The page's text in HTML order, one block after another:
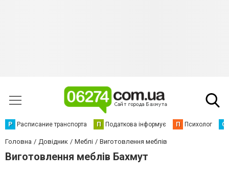
Р Расписание транспорта П Податкова інформує П Психолог С
Головна Довідник Меблі Виготовлення меблів
Виготовлення меблів Бахмут